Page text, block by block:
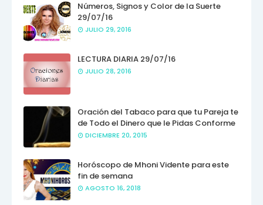
Números, Signos y Color de la Suerte
29/07/16
JULIO 29, 2016
LECTURA DIARIA 29/07/16
JULIO 28, 2016
Oración del Tabaco para que tu Pareja te
de Todo el Dinero que le Pidas Conforme
DICIEMBRE 20, 2015
Horóscopo de Mhoni Vidente para este
fin de semana
AGOSTO 16, 2018